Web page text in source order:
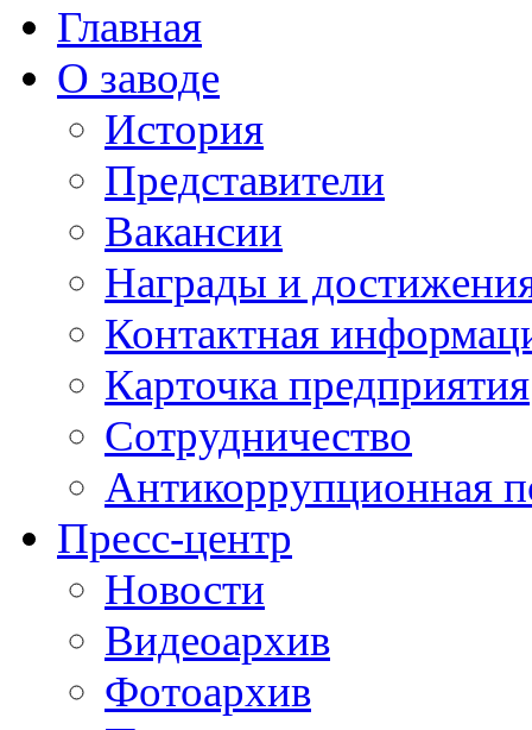
Главная
О заводе
История
Представители
Вакансии
Награды и
Контактная
Карточка предприятия
Сотрудничество
Антикоррупционная
Пресс-центр
Новости
Видеоархив
Фотоархив